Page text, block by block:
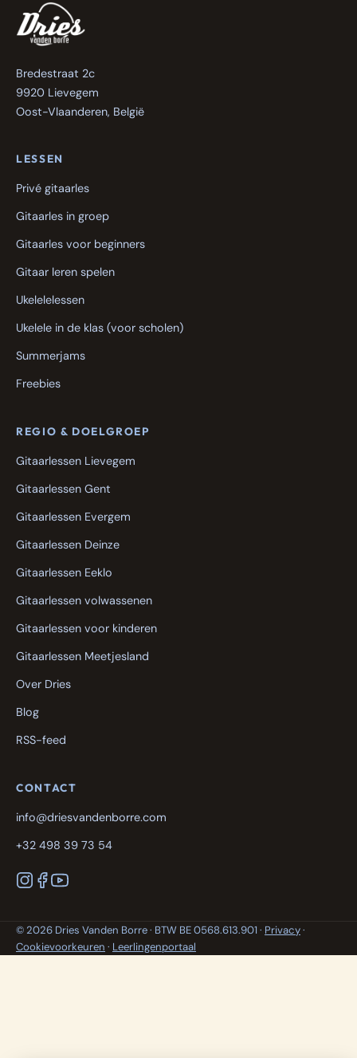
Bredestraat 2c
9920 Lievegem
Oost-Vlaanderen, België
LESSEN
Privé gitaarles
Gitaarles in groep
Gitaarles voor beginners
Gitaar leren spelen
Ukelelelessen
Ukelele in de klas (voor scholen)
Summerjams
Freebies
REGIO & DOELGROEP
Gitaarlessen Lievegem
Gitaarlessen Gent
Gitaarlessen Evergem
Gitaarlessen Deinze
Gitaarlessen Eeklo
Gitaarlessen volwassenen
Gitaarlessen voor kinderen
Gitaarlessen Meetjesland
Over Dries
Blog
RSS-feed
CONTACT
info@driesvandenborre.com
+32 498 39 73 54
© 2026 Dries Vanden Borre · BTW BE 0568.613.901 · Privacy·
Cookievoorkeuren · Leerlingenportaal